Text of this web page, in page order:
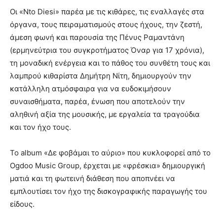
Οι «Nto Diesi» παρέα με τις κιθάρες, τις εναλλαγές στα
όργανα, τους πειραματισμούς στους ήχους, την ζεστή,
άμεση φωνή και παρουσία της Πένυς Ραμαντάνη
(ερμηνεύτρια του συγκροτήματος Όναρ για 17 χρόνια),
τη μοναδική ενέργεια και το πάθος του συνθέτη τους και
λαμπρού κιθαρίστα Δημήτρη Νίτη, δημιουργούν την
κατάλληλη ατμόσφαιρα για να ευδοκιμήσουν
συναισθήματα, παρέα, ένωση που αποτελούν την
αληθινή αξία της μουσικής, με εργαλεία τα τραγούδια
και τον ήχο τους.
To album «Δε φοβάμαι το αύριο» που κυκλοφορεί από το
Ogdoo Music Group, έρχεται με «φρέσκια» δημιουργική
ματιά και τη φωτεινή διάθεση που αποπνέει να
εμπλουτίσει τον ήχο της δισκογραφικής παραγωγής του
είδους.